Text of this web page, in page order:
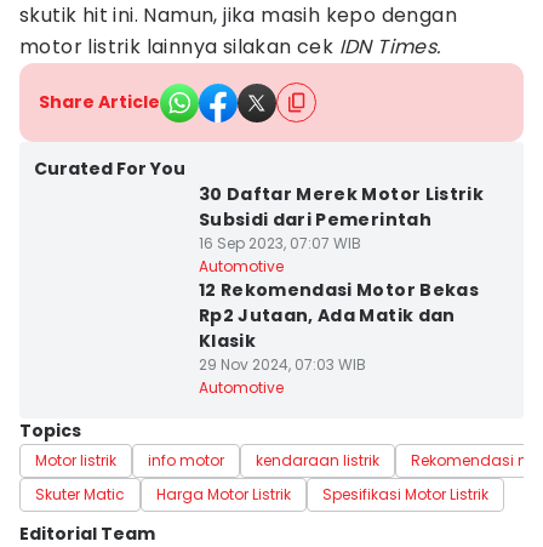
skutik hit ini. Namun, jika masih kepo dengan
motor listrik lainnya silakan cek IDN Times.
Share Article
Curated For You
30 Daftar Merek Motor Listrik
Subsidi dari Pemerintah
16 Sep 2023, 07:07 WIB
Automotive
12 Rekomendasi Motor Bekas
Rp2 Jutaan, Ada Matik dan
Klasik
29 Nov 2024, 07:03 WIB
Automotive
Topics
Motor listrik info motor kendaraan listrik
Rekomendasi
Skuter Matic
Harga Motor Listrik Spesifikasi Motor Listrik
Editorial Team